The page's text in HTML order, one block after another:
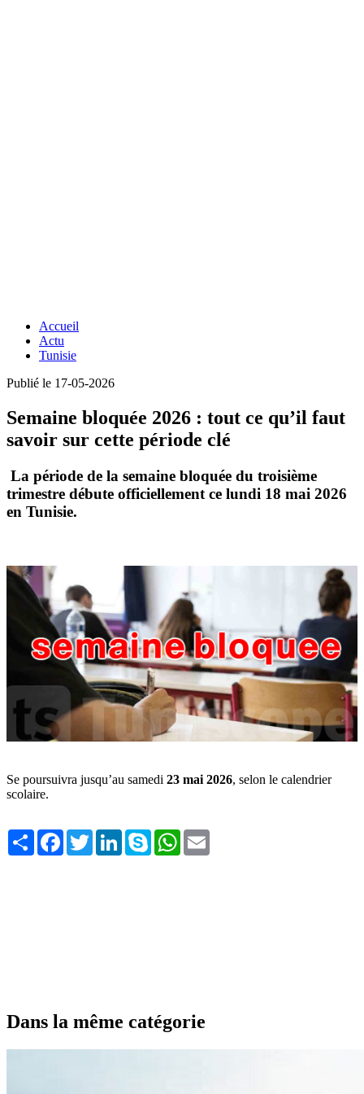
Accueil
Actu
Tunisie
Publié le 17-05-2026
Semaine bloquée 2026 : tout ce qu’il faut
savoir sur cette période clé
La période de la semaine bloquée du troisième
trimestre débute officiellement ce lundi 18 mai 2026
en Tunisie.
Se poursuivra jusqu’au samedi 23 mai 2026, selon le calendrier
scolaire.
Share FacebookTwitterLinkedInSkype WhatsApp
Dans la même catégorie